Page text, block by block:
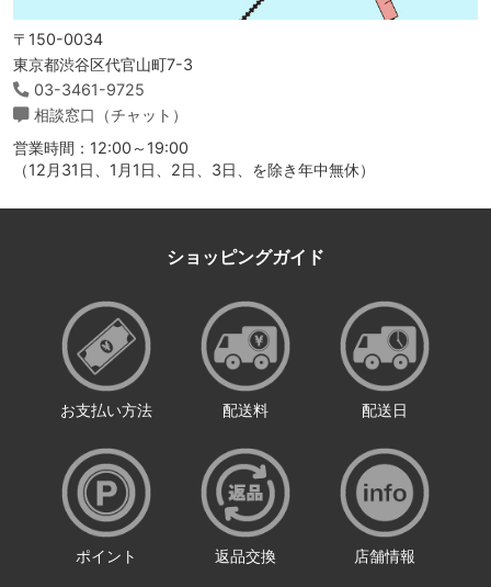
〒150-0034
東京都渋谷区代官山町7-3
03-3461-9725
相談窓口（チャット）
営業時間：12:00～19:00
（12月31日、1月1日、2日、3日、を除き年中無休）
ショッピングガイド
お支払い方法 配送料 配送日
ポイント 返品交換 店舗情報